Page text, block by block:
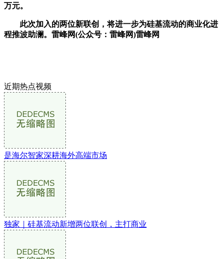
万元。
此次加入的两位新联创，将进一步为硅基流动的商业化进
程推波助澜。雷峰网(公众号：雷峰网)雷峰网
近期热点视频
是海尔智家深耕海外高端市场
独家｜硅基流动新增两位联创，主打商业